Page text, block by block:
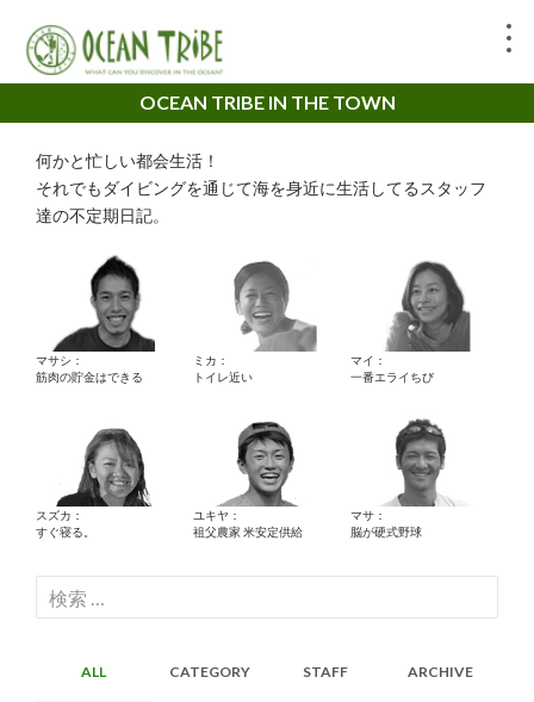
OCEAN TRIBE IN THE TOWN
何かと忙しい都会生活！
それでもダイビングを通じて海を身近に生活してるスタッフ
達の不定期日記。
マサシ：
筋肉の貯金はできる
ミカ：
トイレ近い
マイ：
一番エライちび
スズカ：
すぐ寝る。
ユキヤ：
祖父農家 米安定供給
マサ：
脳が硬式野球
検
索:
ALL CATEGORY STAFF ARCHIVE